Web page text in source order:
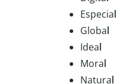
Especial
Global
Ideal
Moral
Natural